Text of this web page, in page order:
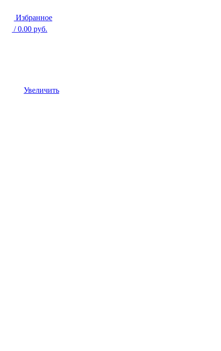
Избранное
/ 0.00 руб.
Увеличить